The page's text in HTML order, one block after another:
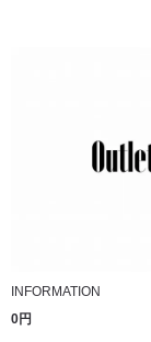
INFORMATION
0円